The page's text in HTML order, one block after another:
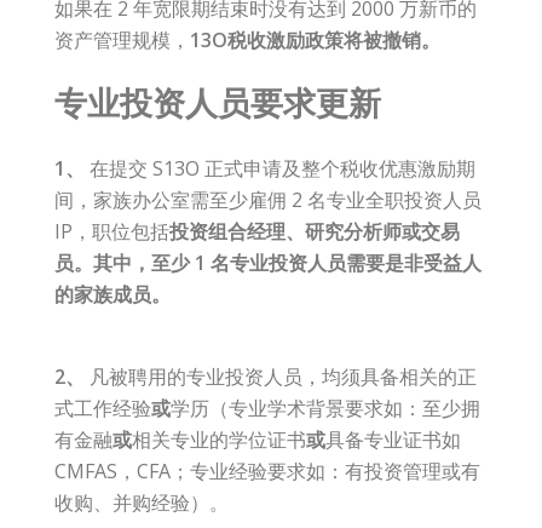
如果在 2 年宽限期结束时没有达到 2000 万新币的
资产管理规模， 13O税收激励政策将被撤销。
专业投资人员要求更新
1、 在提交 S13O 正式申请及整个税收优惠激励期
间，家族办公室需至少雇佣 2 名专业全职投资人员
IP，职位包括投资组合经理、研究分析师或交易
员。其中，至少 1 名专业投资人员需要是非受益人
的家族成员。
2、 凡被聘用的专业投资人员，均须具备相关的正
式工作经验或学历（专业学术背景要求如：至少拥
有金融或相关专业的学位证书或具备专业证书如
CMFAS，CFA；专业经验要求如：有投资管理或有
收购、并购经验）。